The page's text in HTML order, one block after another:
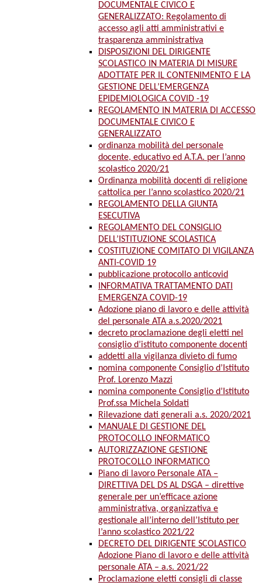
DOCUMENTALE CIVICO E
GENERALIZZATO: Regolamento di
accesso agli atti amministrativi e
trasparenza amministrativa
DISPOSIZIONI DEL DIRIGENTE
SCOLASTICO IN MATERIA DI MISURE
ADOTTATE PER IL CONTENIMENTO E LA
GESTIONE DELL’EMERGENZA
EPIDEMIOLOGICA COVID -19
REGOLAMENTO IN MATERIA DI ACCESSO
DOCUMENTALE CIVICO E
GENERALIZZATO
ordinanza mobilità del personale
docente, educativo ed A.T.A. per l’anno
scolastico 2020/21
Ordinanza mobilità docenti di religione
cattolica per l’anno scolastico 2020/21
REGOLAMENTO DELLA GIUNTA
ESECUTIVA
REGOLAMENTO DEL CONSIGLIO
DELL’ISTITUZIONE SCOLASTICA
COSTITUZIONE COMITATO DI VIGILANZA
ANTI-COVID 19
pubblicazione protocollo anticovid
INFORMATIVA TRATTAMENTO DATI
EMERGENZA COVID-19
Adozione piano di lavoro e delle attività
del personale ATA a.s.2020/2021
decreto proclamazione degli eletti nel
consiglio d’istituto componente docenti
addetti alla vigilanza divieto di fumo
nomina componente Consiglio d’Istituto
Prof. Lorenzo Mazzi
nomina componente Consiglio d’Istituto
Prof.ssa Michela Soldati
Rilevazione dati generali a.s. 2020/2021
MANUALE DI GESTIONE DEL
PROTOCOLLO INFORMATICO
AUTORIZZAZIONE GESTIONE
PROTOCOLLO INFORMATICO
Piano di lavoro Personale ATA –
DIRETTIVA DEL DS AL DSGA – direttive
generale per un’efficace azione
amministrativa, organizzativa e
gestionale all’interno dell’Istituto per
l’anno scolastico 2021/22
DECRETO DEL DIRIGENTE SCOLASTICO
Adozione Piano di lavoro e delle attività
personale ATA – a.s. 2021/22
Proclamazione eletti consigli di classe